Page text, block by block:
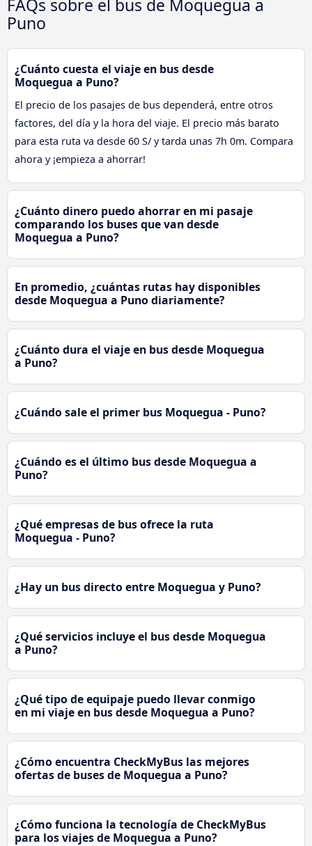
FAQs sobre el bus de Moquegua a
Puno
¿Cuánto cuesta el viaje en bus desde
Moquegua a Puno?
El precio de los pasajes de bus dependerá, entre otros
factores, del día y la hora del viaje. El precio más barato
para esta ruta va desde 60 S/ y tarda unas 7h 0m. Compara
ahora y ¡empieza a ahorrar!
¿Cuánto dinero puedo ahorrar en mi pasaje
comparando los buses que van desde
Moquegua a Puno?
En promedio, ¿cuántas rutas hay disponibles
desde Moquegua a Puno diariamente?
¿Cuánto dura el viaje en bus desde Moquegua
a Puno?
¿Cuándo sale el primer bus Moquegua - Puno?
¿Cuándo es el último bus desde Moquegua a
Puno?
¿Qué empresas de bus ofrece la ruta
Moquegua - Puno?
¿Hay un bus directo entre Moquegua y Puno?
¿Qué servicios incluye el bus desde Moquegua
a Puno?
¿Qué tipo de equipaje puedo llevar conmigo
en mi viaje en bus desde Moquegua a Puno?
¿Cómo encuentra CheckMyBus las mejores
ofertas de buses de Moquegua a Puno?
¿Cómo funciona la tecnología de CheckMyBus
para los viajes de Moquegua a Puno?